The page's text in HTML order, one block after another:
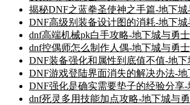
揭秘DNF之蓝拳圣使神之手篇-地下城
DNF高级别装备设计图的消耗-地下城
dnf高端机械pk白手攻略-地下城与勇士
dnf控偶师怎么制作人偶-地下城与勇士
DNF装备强化和属性到底值不值-地
DNF游戏登陆界面消失的解决办法-地
DNF强化是确实需要垫子的经验分享
dnf死灵多用技能加点攻略-地下城与